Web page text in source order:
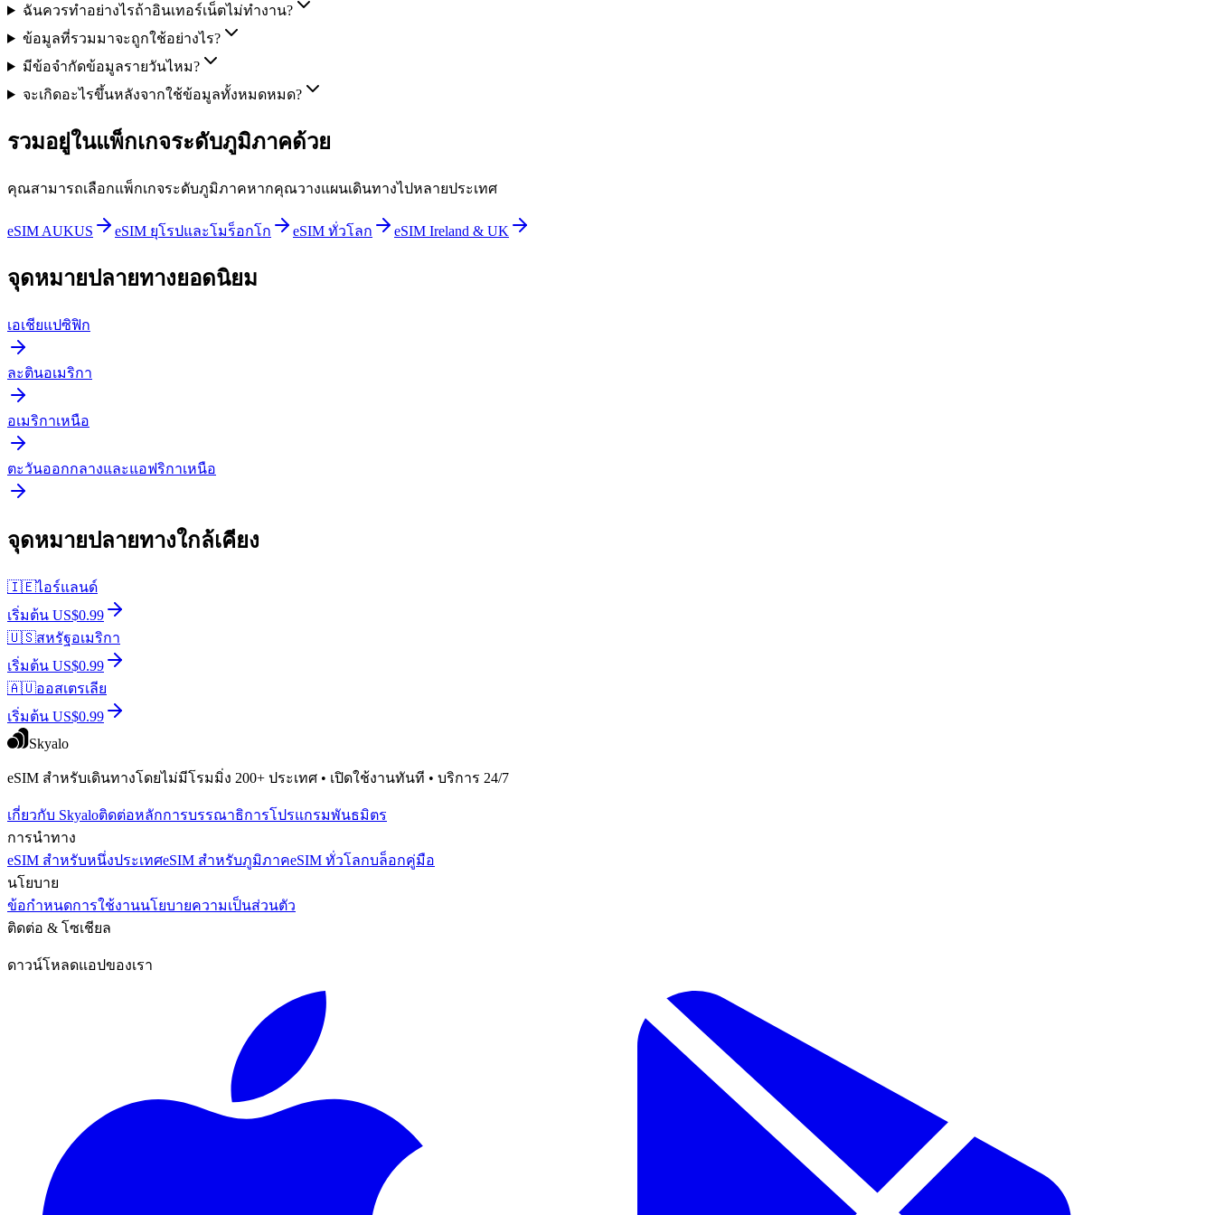
ฉันควรทำอย่างไรถ้าอินเทอร์เน็ตไม่ทำงาน?
ข้อมูลที่รวมมาจะถูกใช้อย่างไร?
มีข้อจำกัดข้อมูลรายวันไหม?
จะเกิดอะไรขึ้นหลังจากใช้ข้อมูลทั้งหมดหมด?
รวมอยู่ในแพ็กเกจระดับภูมิภาคด้วย
คุณสามารถเลือกแพ็กเกจระดับภูมิภาคหากคุณวางแผนเดินทางไปหลายประเทศ
eSIM AUKUS eSIM ยุโรปและโมร็อกโก eSIM ทั่วโลก eSIM Ireland & UK
จุดหมายปลายทางยอดนิยม
เอเชียแปซิฟิก
ละตินอเมริกา
อเมริกาเหนือ
ตะวันออกกลางและแอฟริกาเหนือ
จุดหมายปลายทางใกล้เคียง
🇮🇪ไอร์แลนด์
เริ่มต้น US$0.99
🇺🇸สหรัฐอเมริกา
เริ่มต้น US$0.99
🇦🇺ออสเตรเลีย
เริ่มต้น US$0.99
Skyalo
eSIM สำหรับเดินทางโดยไม่มีโรมมิ่ง 200+ ประเทศ • เปิดใช้งานทันที • บริการ 24/7
เกี่ยวกับ Skyaloติดต่อหลักการบรรณาธิการโปรแกรมพันธมิตร
การนำทาง
eSIM สำหรับหนึ่งประเทศeSIM สำหรับภูมิภาคeSIM ทั่วโลกบล็อกคู่มือ
นโยบาย
ข้อกำหนดการใช้งานนโยบายความเป็นส่วนตัว
ติดต่อ & โซเชียล
ดาวน์โหลดแอปของเรา